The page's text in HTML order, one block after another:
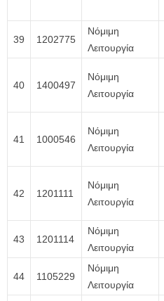
39 1202775
Νόμιμη
Λειτουργία
40 1400497
Νόμιμη
Λειτουργία
41 1000546
Νόμιμη
Λειτουργία
42 1201111
Νόμιμη
Λειτουργία
43 1201114
Νόμιμη
Λειτουργία
44 1105229
Νόμιμη
Λειτουργία